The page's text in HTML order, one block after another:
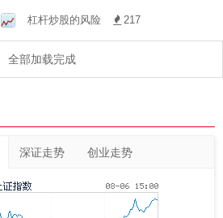
起飞！杠杆炒股的风险 217
全部加载完成
深证走势 创业走势